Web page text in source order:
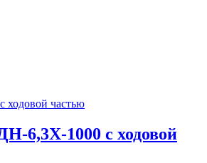
6,3Х-1000 с ходовой